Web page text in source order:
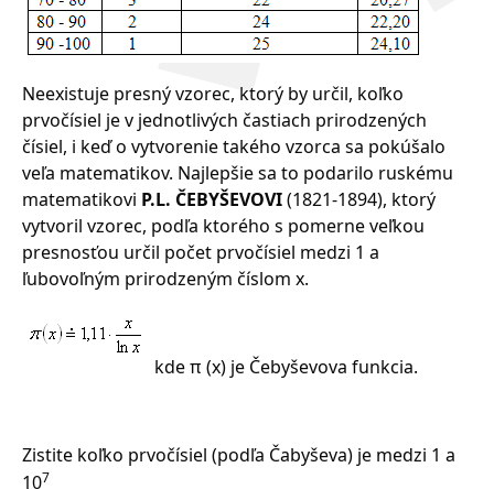
Neexistuje presný vzorec, ktorý by určil, koľko
prvočísiel je v jednotlivých častiach prirodzených
čísiel, i keď o vytvorenie takého vzorca sa pokúšalo
veľa matematikov. Najlepšie sa to podarilo ruskému
matematikovi P.L. ČEBYŠEVOVI(1821-1894), ktorý
vytvoril vzorec, podľa ktorého s pomerne veľkou
presnosťou určil počet prvočísiel medzi 1 a
ľubovoľným prirodzeným číslom x.
kde π (x) je Čebyševova funkcia.
Zistite koľko prvočísiel (podľa Čabyševa) je medzi 1 a
107